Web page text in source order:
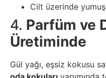
Hukuk
İnstagram
İnternet
Cilt üzerinde
4. Parfüm ve
Üretiminde
Gül yağı, eşsiz kokusu